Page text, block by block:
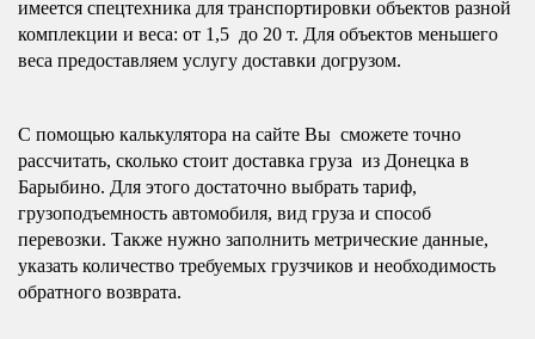
имеется спецтехника для транспортировки объектов разной
комплекции и веса: от 1,5 до 20 т. Для объектов меньшего
веса предоставляем услугу доставки догрузом.
С помощью калькулятора на сайте Вы сможете точно
рассчитать, сколько стоит доставка груза из Донецка в
Барыбино. Для этого достаточно выбрать тариф,
грузоподъемность автомобиля, вид груза и способ
перевозки. Также нужно заполнить метрические данные,
указать количество требуемых грузчиков и необходимость
обратного возврата.